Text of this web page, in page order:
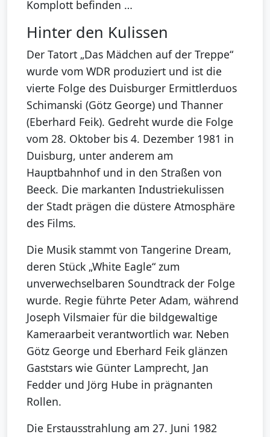
Komplott befinden …
Hinter den Kulissen
Der Tatort „Das Mädchen auf der Treppe“
wurde vom WDR produziert und ist die
vierte Folge des Duisburger Ermittlerduos
Schimanski (Götz George) und Thanner
(Eberhard Feik). Gedreht wurde die Folge
vom 28. Oktober bis 4. Dezember 1981 in
Duisburg, unter anderem am
Hauptbahnhof und in den Straßen von
Beeck. Die markanten Industriekulissen
der Stadt prägen die düstere Atmosphäre
des Films.
Die Musik stammt von Tangerine Dream,
deren Stück „White Eagle“ zum
unverwechselbaren Soundtrack der Folge
wurde. Regie führte Peter Adam, während
Joseph Vilsmaier für die bildgewaltige
Kameraarbeit verantwortlich war. Neben
Götz George und Eberhard Feik glänzen
Gaststars wie Günter Lamprecht, Jan
Fedder und Jörg Hube in prägnanten
Rollen.
Die Erstausstrahlung am 27. Juni 1982